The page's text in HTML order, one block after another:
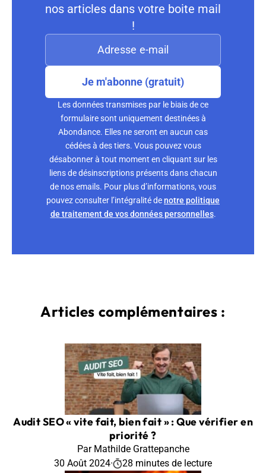
nos articles dans votre boite mail
!
Je m'abonne (gratuit)
Les données transmises par le biais de ce
formulaire sont uniquement destinées à
Abondance. Elles ne seront en aucun cas
cédées à des tiers. Vous pouvez vous
désabonner à tout moment en cliquant sur les
liens de désinscriptions présents dans chacun
de nos emails. Pour plus d’informations, vous
pouvez consulter l’intégralité denotre politique
de traitement de vos données personnelles.
Articles complémentaires :
Audit SEO « vite fait, bien fait » : Que vérifier en
priorité ?
Par Mathilde Grattepanche
30 Août 2024· 28 minutes de lecture